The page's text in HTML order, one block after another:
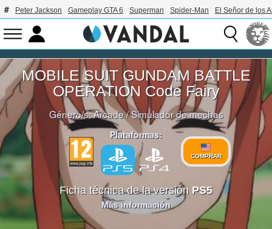
Peter Jackson Gameplay GTA 6 Superman Spider-Man El Señor de los
MOBILE SUIT GUNDAM BATTLE
OPERATION Code Fairy
Género/s:Arcade/Simulador de mechas
Plataformas:
COMPRAR
Ficha técnica de la versión PS5
Más información